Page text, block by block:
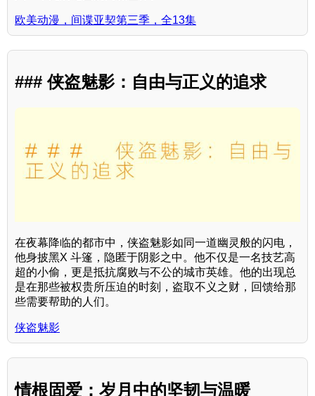
欧美动漫，间谍亚契第三季，全13集
### 侠盗魅影：自由与正义的追求
在夜幕降临的都市中，侠盗魅影如同一道幽灵般的闪电，
他身披黑X 斗篷，隐匿于阴影之中。他不仅是一名技艺高
超的小偷，更是抵抗腐败与不公的城市英雄。他的出现总
是在那些被权贵所压迫的时刻，盗取不义之财，回馈给那
些需要帮助的人们。
侠盗魅影
情根固爱：岁月中的坚韧与温暖